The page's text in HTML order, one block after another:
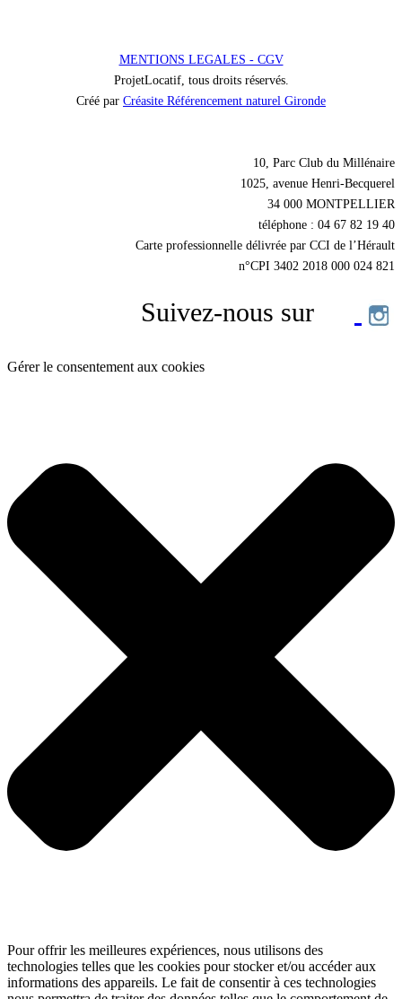
MENTIONS LEGALES - CGV
ProjetLocatif, tous droits réservés.
Créé par Créasite Référencement naturel Gironde
10, Parc Club du Millénaire
1025, avenue Henri-Becquerel
34 000 MONTPELLIER
téléphone : 04 67 82 19 40
Carte professionnelle délivrée par CCI de l’Hérault
n°CPI 3402 2018 000 024 821
Suivez-nous sur
Gérer le consentement aux cookies
Pour offrir les meilleures expériences, nous utilisons des
technologies telles que les cookies pour stocker et/ou accéder aux
informations des appareils. Le fait de consentir à ces technologies